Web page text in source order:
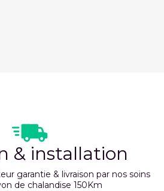
& installation
garantie & livraison par nos soins
de chalandise 150Km